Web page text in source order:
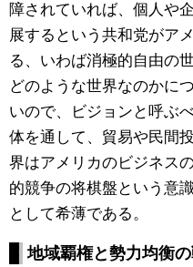
障されていれば、個人や
展するという共和党がア
る、いわば消極的自由の
どのような世界なのかに
いので、ビジョンと呼ぶ
体を通して、貿易や民間
界はアメリカのビジネス
的競争の将棋盤という意
として希薄である。
地域覇権と勢力均衡